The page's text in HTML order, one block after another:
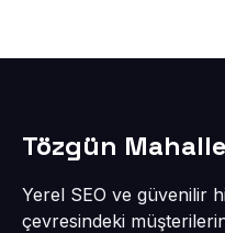
Tözgün
Yerel SEO ve güvenilir
çevresindeki